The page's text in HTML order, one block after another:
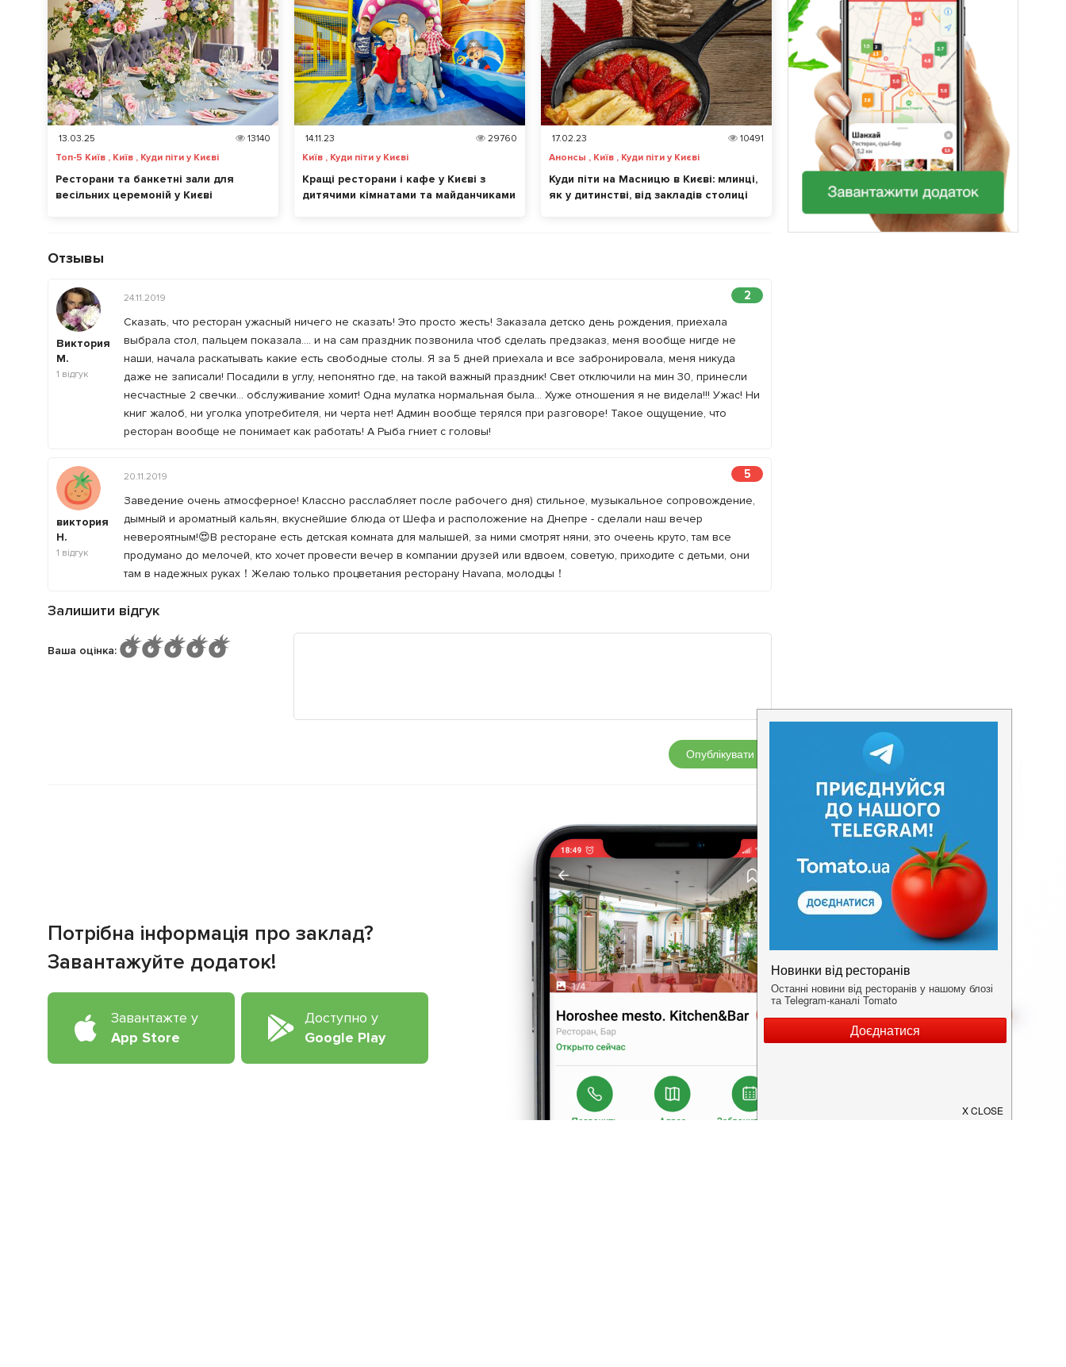
13.03.25
13140
Топ-5 Київ , Київ , Куди піти у Києві
Ресторани та банкетні зали для
весільних церемоній у Києві
14.11.23
29760
Київ , Куди піти у Києві
Кращі ресторани і кафе у Києві з
дитячими кімнатами та майданчиками
17.02.23
10491
Анонсы , Київ , Куди піти у Києві
Куди піти на Масницю в Києві: млинці,
як у дитинстві, від закладів столиці
Отзывы
Виктория
М.
1 відгук
2
24.11.2019
Сказать, что ресторан ужасный ничего не сказать! Это просто жесть! Заказала детско день рождения, приехала
выбрала стол, пальцем показала.... и на сам праздник позвонила чтоб сделать предзаказ, меня вообще нигде не
наши, начала раскатывать какие есть свободные столы. Я за 5 дней приехала и все забронировала, меня никуда
даже не записали! Посадили в углу, непонятно где, на такой важный праздник! Свет отключили на мин 30, принесли
несчастные 2 свечки... обслуживание хомит! Одна мулатка нормальная была... Хуже отношения я не видела!!! Ужас! Ни
книг жалоб, ни уголка употребителя, ни черта нет! Админ вообще терялся при разговоре! Такое ощущение, что
ресторан вообще не понимает как работать! А Рыба гниет с головы!
виктория
Н.
1 відгук
5
20.11.2019
Заведение очень атмосферное! Классно расслабляет после рабочего дня) стильное, музыкальное сопровождение,
дымный и ароматный кальян, вкуснейшие блюда от Шефа и расположение на Днепре - сделали наш вечер
невероятным!😍В ресторане есть детская комната для малышей, за ними смотрят няни, это очеень круто, там все
продумано до мелочей, кто хочет провести вечер в компании друзей или вдвоем, советую, приходите с детьми, они
там в надежных руках！Желаю только процветания ресторану Havana, молодцы！
Залишити відгук
Ваша оцінка:
Опублікувати
Потрібна інформація про заклад?
Завантажуйте додаток!
Завантажте у
App Store
Доступно у
Google Play